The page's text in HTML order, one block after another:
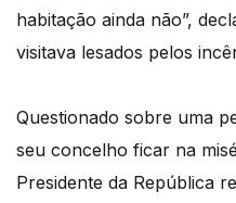
habitação ainda não”,
visitava lesados pelos
Questionado sobre uma
seu concelho ficar na
Presidente da República